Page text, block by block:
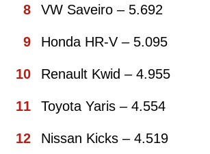
VW Saveiro – 5.692
Honda HR-V – 5.095
Renault Kwid – 4.955
Toyota Yaris – 4.554
Nissan Kicks – 4.519